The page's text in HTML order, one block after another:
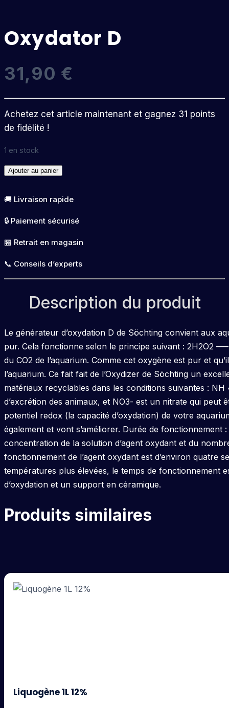
Oxydator D
31,90 €
Achetez cet article maintenant et gagnez 31 points
de fidélité !
1 en stock
quantité
Oxydator
Ajouter au panier
🚚 Livraison rapide
🔒 Paiement sécurisé
🏪 Retrait en magasin
📞 Conseils d’experts
Description du produit
Le générateur d’oxydation D de Söchting convient aux
pur. Cela fonctionne selon le principe suivant : 2H2O2
du CO2 de l’aquarium. Comme cet oxygène est pur et
l’aquarium. Ce fait fait de l’Oxydizer de Söchting un
matériaux recyclables dans les conditions suivantes :
d’excrétion des animaux, et NO3- est un nitrate qui peut
potentiel redox (la capacité d’oxydation) de votre
également et vont s’améliorer. Durée de
concentration de la solution d’agent oxydant et du
fonctionnement de l’agent oxydant est d’environ quatre
températures plus élevées, le temps de
d’oxydation et un support en céramique.
Produits similaires
Liquogène 1L 12%